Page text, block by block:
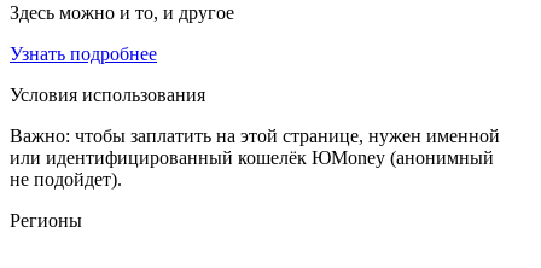
Здесь можно и то, и другое
Узнать подробнее
Условия использования
Важно: чтобы заплатить на этой странице, нужен именной
или идентифицированный кошелёк ЮMoney (анонимный
не подойдет).
Регионы